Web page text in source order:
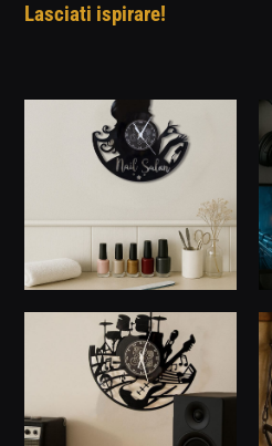
Lasciati ispirare!